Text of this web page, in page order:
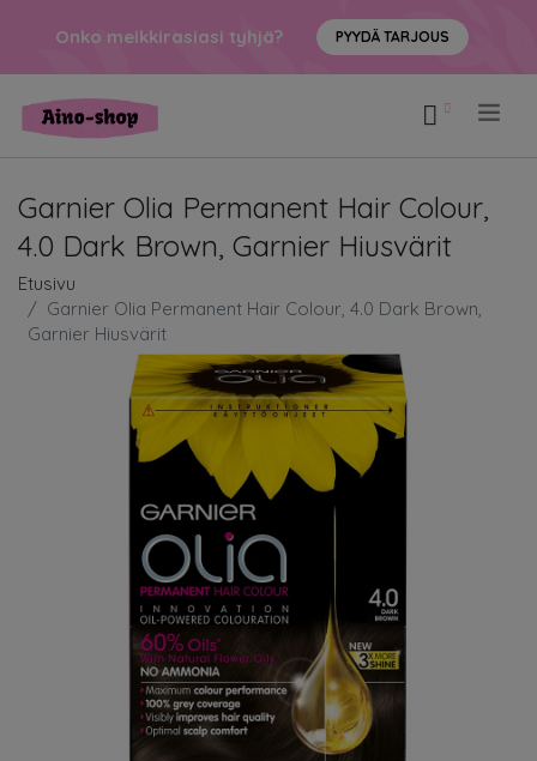
Onko meikkirasiasi tyhjä? PYYDÄ TARJOUS
Garnier Olia Permanent Hair Colour,
4.0 Dark Brown, Garnier Hiusvärit
Etusivu
Garnier Olia Permanent Hair Colour, 4.0 Dark Brown,
Garnier Hiusvärit